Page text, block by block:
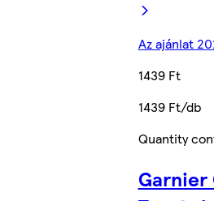
Az ajánlat
1439 Ft
1439 Ft/db
Quantity
Garnier